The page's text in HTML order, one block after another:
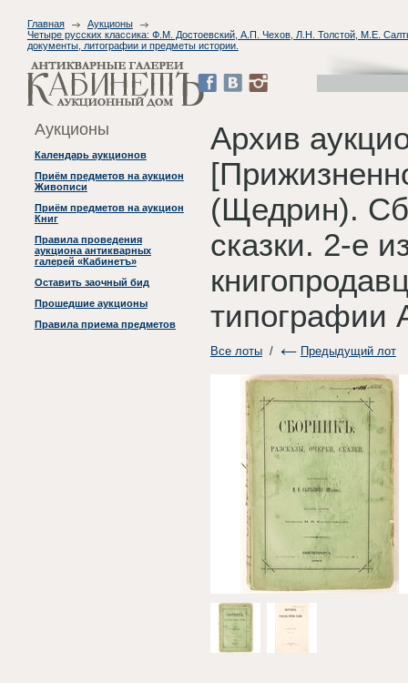
Главная
Аукционы
Четыре русских классика: Ф.М. Достоевский, А.П. Чехов, Л.Н. Толстой, М.Е.
документы, литографии и предметы истории.
Аукционы
Календарь аукционов
Приём предметов на аукцион
Живописи
Приём предметов на аукцион
Книг
Правила проведения
аукциона антикварных
галерей «Кабинетъ»
Оставить заочный бид
Прошедшие аукционы
Правила приема предметов
Архив
(Щедрин).
сказки. 2-е
типографии
Все лоты/ Предыдущий лот